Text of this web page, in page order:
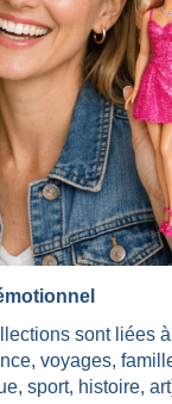
sont liées
voyages,
sport, histoire,